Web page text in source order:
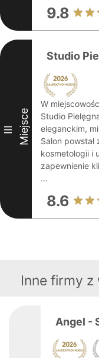
9.8
III Miejsce
Studio
W
Studio
eleganckim,
Salon powstał
kosmetologii i
zapewnienie
...
8.6
Inne firmy
Angel -